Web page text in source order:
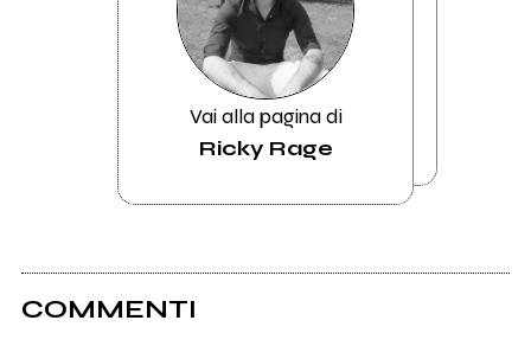
Vai alla pagina di
Ricky Rage
COMMENTI